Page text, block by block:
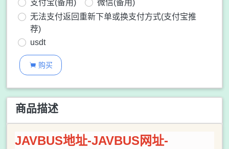
支付宝(备用)
微信(备用)
无法支付返回重新下单或换支付方式(支付宝推
荐)
usdt
 购买
商品描述
JAVBUS地址-JAVBUS网址-